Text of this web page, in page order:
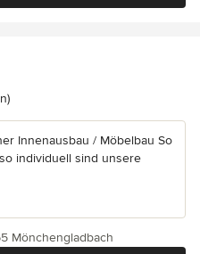
von 5 Sternen
Innenausbau / Möbelbau So
individuell sind unsere
Mönchengladbach